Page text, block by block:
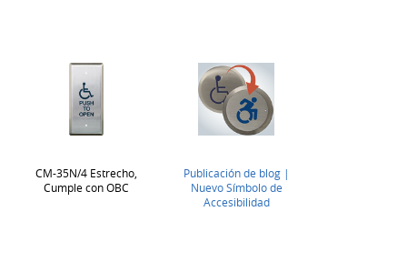
CM-35N/4 Estrecho,
Cumple con OBC
Publicación de blog |
Nuevo Símbolo de
Accesibilidad